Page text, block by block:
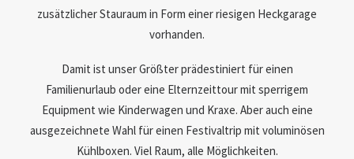
zusätzlicher Stauraum in Form einer riesigen Heckgarage
vorhanden.
Damit ist unser Größter prädestiniert für einen
Familienurlaub oder eine Elternzeittour mit sperrigem
Equipment wie Kinderwagen und Kraxe. Aber auch eine
ausgezeichnete Wahl für einen Festivaltrip mit voluminösen
Kühlboxen. Viel Raum, alle Möglichkeiten.